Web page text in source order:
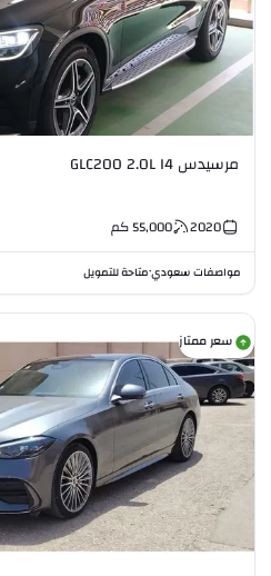
مرسيدس GLC200 2.0L I4
2020
55,000كم
مواصفات سعودي•متاحة للتمويل
سعر ممتاز